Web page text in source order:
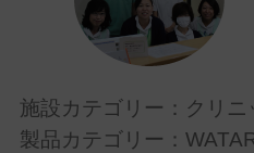
施設カテゴリー：クリニ
製品カテゴリー：